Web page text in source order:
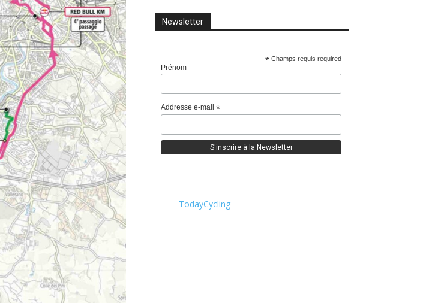
Newsletter
* Champs requis required
Prénom
Addresse e-mail *
TodayCycling